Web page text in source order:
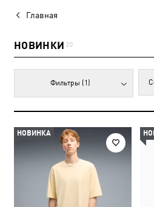
Главная
НОВИНКИ 20
Фильтры (1)
НОВИНКА